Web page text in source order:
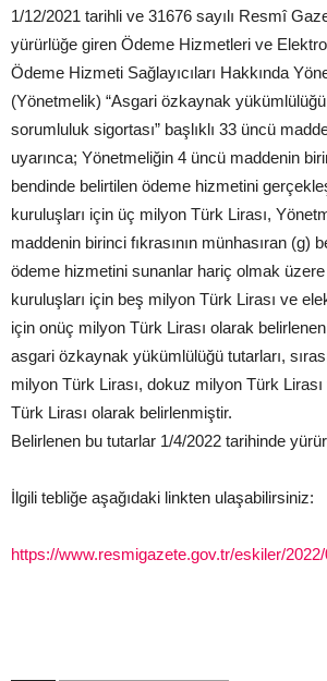
1/12/2021 tarihli ve 31676 sayılı Resmî
yürürlüğe giren Ödeme Hizmetleri ve
Ödeme Hizmeti Sağlayıcıları Hakkında
(Yönetmelik) “Asgari özkaynak
sorumluluk sigortası” başlıklı 33 üncü
uyarınca; Yönetmeliğin 4 üncü maddenin
bendinde belirtilen ödeme hizmetini
kuruluşları için üç milyon Türk Lirası,
maddenin birinci fıkrasının münhasıran (g)
ödeme hizmetini sunanlar hariç olmak
kuruluşları için beş milyon Türk Lirası ve
için onüç milyon Türk Lirası olarak belirlenen
asgari özkaynak yükümlülüğü tutarları,
milyon Türk Lirası, dokuz milyon Türk
Türk Lirası olarak belirlenmiştir.
Belirlenen bu tutarlar 1/4/2022 tarihinde
İlgili tebliğe aşağıdaki linkten ulaşabilirsiniz:
https://www.resmigazete.gov.tr/eskiler/